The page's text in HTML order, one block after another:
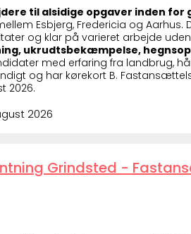
til alsidige opgaver inden for
Esbjerg, Fredericia og
og klar på varieret arbejde
ukrudtsbekæmpelse,
med erfaring fra landbrug,
og har kørekort B.
2026.
2026
Grindsted -